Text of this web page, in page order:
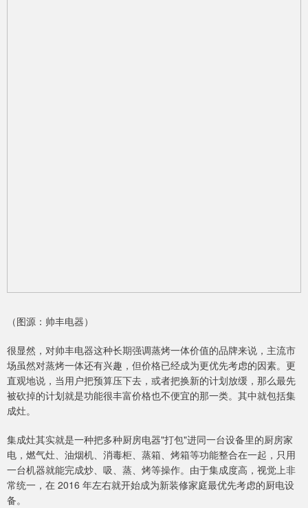
（图源：帅丰电器）
很显然，对帅丰电器这种长期强调蒸烤一体价值的品牌来说，主流市
场虽然对蒸烤一体还有兴趣，但价格已经成为更优先考虑的因素。更
直观地说，当用户把预算压下去，或者把换新的计划放缓，那么最先
被砍掉的计划就是功能很丰富价格也不便宜的那一类。其中就包括集
成灶。
集成灶其实就是一种把多种厨房电器"打包"进同一台设备里的厨房家
电，燃气灶、油烟机、消毒柜、蒸箱、烤箱等功能整合在一起，只用
一台机器就能完成炒、吸、蒸、烤等操作。由于集成度高，视觉上非
常统一，在 2016 年左右就开始成为新装修家庭最优先考虑的厨电设
备。